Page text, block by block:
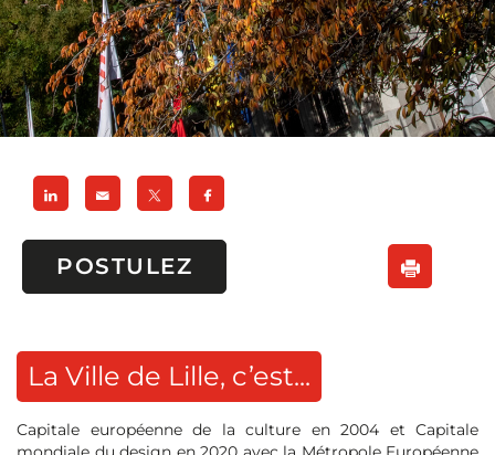
POSTULEZ
La Ville de Lille, c’est...
Capitale européenne de la culture en 2004 et Capitale